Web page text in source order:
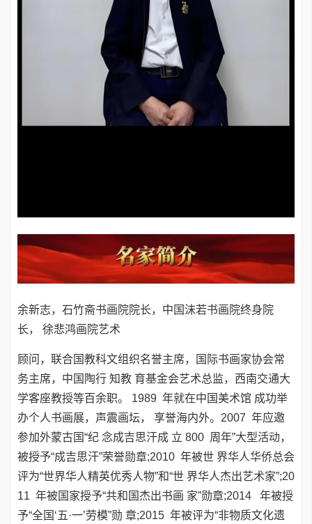
余新志，石竹斋书画院院长，中国沫若书画院终身院
长， 徐悲鸿画院艺术
顾问，联合国教科文组织名誉主席，国际书画家协会常
务主席，中国陶行 知教 育基金会艺术总监，西南交通大
学客座教授等百余职。 1989 年就在中国美术馆 成功举
办个人书画展，声震画坛， 享誉海内外。2007 年应邀
参加外蒙古国“纪 念成吉思汗成 立 800 周年”大型活动，
被授予“成吉思汗”荣誉勋章;2010 年被世 界华人华侨总会
评为“世界华人精英优秀人物”和“世 界华人杰出艺术家”;20
11 年被国家授予“共和国杰出书画 家”勋章;2014 年被授
予“全国‘五·一’劳模”勋 章;2015 年被评为“非物质文化遗